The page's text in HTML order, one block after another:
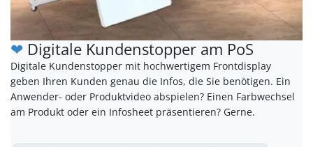
❤ Digitale Kundenstopper am PoS
Digitale Kundenstopper mit hochwertigem Frontdisplay
geben Ihren Kunden genau die Infos, die Sie benötigen. Ein
Anwender- oder Produktvideo abspielen? Einen Farbwechsel
am Produkt oder ein Infosheet präsentieren? Gerne.